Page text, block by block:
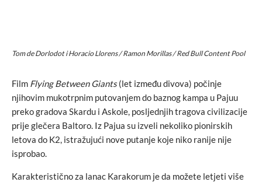
Tom de Dorlodot i Horacio Llorens / Ramon Morillas / Red Bull Content Pool
Film Flying Between Giants(let između divova) počinje
njihovim mukotrpnim putovanjem do baznog kampa u Pajuu
preko gradova Skardu i Askole, posljednjih tragova civilizacije
prije glečera Baltoro. Iz Pajua su izveli nekoliko pionirskih
letova do K2, istražujući nove putanje koje niko ranije nije
isprobao.
Karakteristično za lanac Karakorum je da možete letjeti više